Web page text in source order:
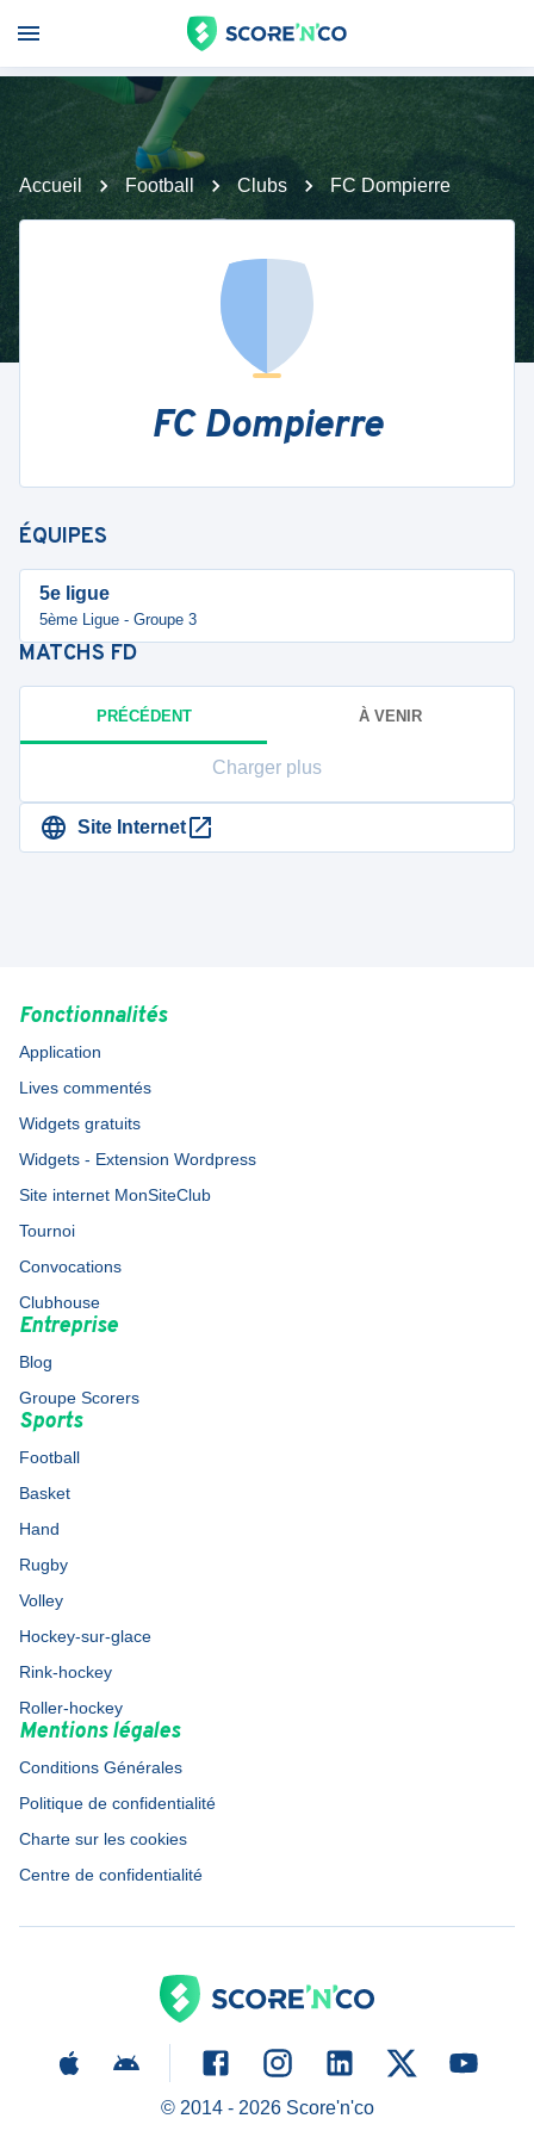
Accueil Football Clubs FC Dompierre
FC Dompierre
ÉQUIPES
5e ligue
5ème Ligue - Groupe 3
MATCHS FD
PRÉCÉDENT À VENIR
Charger plus
Site Internet
Fonctionnalités
Application
Lives commentés
Widgets gratuits
Widgets - Extension Wordpress
Site internet MonSiteClub
Tournoi
Convocations
Clubhouse
Entreprise
Blog
Groupe Scorers
Sports
Football
Basket
Hand
Rugby
Volley
Hockey-sur-glace
Rink-hockey
Roller-hockey
Mentions légales
Conditions Générales
Politique de confidentialité
Charte sur les cookies
Centre de confidentialité
© 2014 - 2026Score'n'co